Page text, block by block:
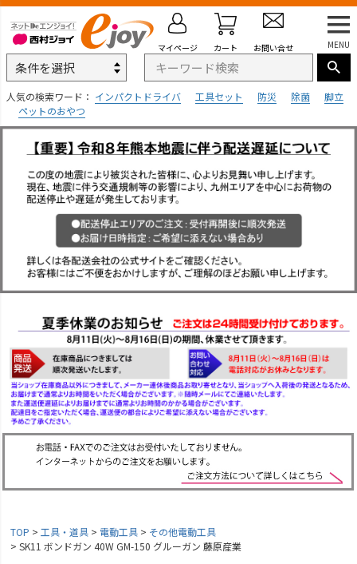
MENU
人気の検索ワード： インパクトドライバ 工具セット 防災 除菌
脚立
ペットのおやつ
マイページ カート お問い合せ
TOP 工具・道具 電動工具
その他電動工具
SK11 ボンドガン 40W GM-150 グルーガン 藤原産業